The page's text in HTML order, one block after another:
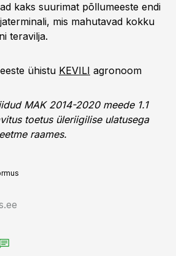
kaks suurimat põllumeeste endi
mis mahutavad kokku
teravilja.
ühistu KEVILI agronoom
MAK 2014-2020 meede 1.1
toetus üleriigilise ulatusega
raames.